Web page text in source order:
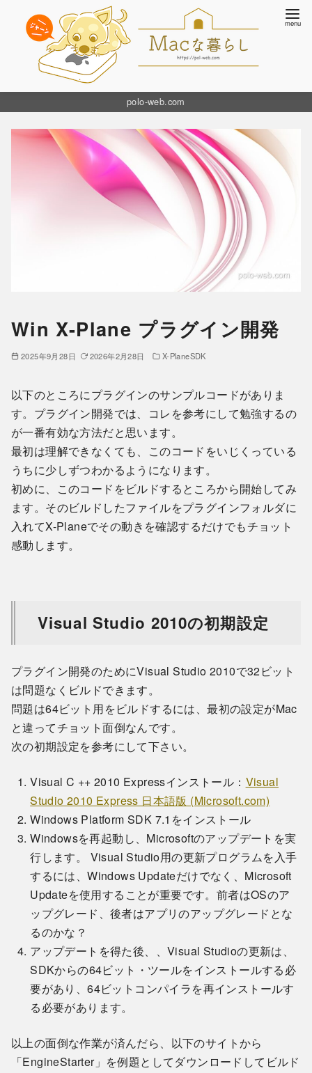
polo-web.com
Win X-Plane プラグイン開発
2025年9月28日 2026年2月28日 X-PlaneSDK
以下のところにプラグインのサンプルコードがありま
す。プラグイン開発では、コレを参考にして勉強するの
が一番有効な方法だと思います。
最初は理解できなくても、このコードをいじくっている
うちに少しずつわかるようになります。
初めに、このコードをビルドするところから開始してみ
ます。そのビルドしたファイルをプラグインフォルダに
入れてX-Planeでその動きを確認するだけでもチョット
感動します。
Visual Studio 2010の初期設定
プラグイン開発のためにVisual Studio 2010で32ビット
は問題なくビルドできます。
問題は64ビット用をビルドするには、最初の設定がMac
と違ってチョット面倒なんです。
次の初期設定を参考にして下さい。
Visual C ++ 2010 Expressインストール： Visual
Studio 2010 Express 日本語版 (Microsoft.com)
Windows Platform SDK 7.1をインストール
Windowsを再起動し、Microsoftのアップデートを実
行します。 Visual Studio用の更新プログラムを入手
するには、Windows Updateだけでなく、Microsoft
Updateを使用することが重要です。前者はOSのア
ップグレード、後者はアプリのアップグレードとな
るのかな？
アップデートを得た後、、Visual Studioの更新は、
SDKからの64ビット・ツールをインストールする必
要があり、64ビットコンパイラを再インストールす
る必要があります。
以上の面倒な作業が済んだら、以下のサイトから
「EngineStarter」を例題としてダウンロードしてビルド